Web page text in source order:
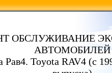
ОБСЛУЖИВАНИЕ
АВТОМОБИЛЕЙ
Рав4. Toyota RAV4 (с